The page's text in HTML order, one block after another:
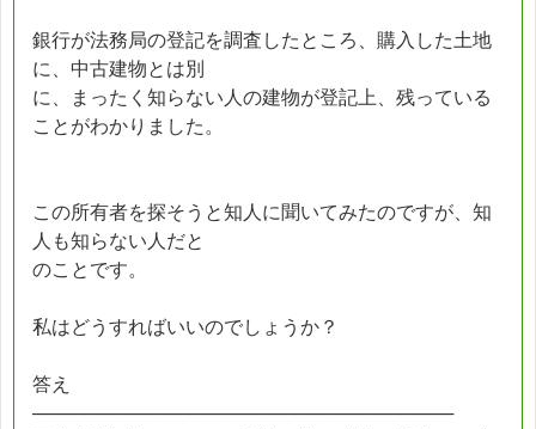
銀行が法務局の登記を調査したところ、購入した土地
に、中古建物とは別
に、まったく知らない人の建物が登記上、残っている
ことがわかりました。
この所有者を探そうと知人に聞いてみたのですが、知
人も知らない人だと
のことです。
私はどうすればいいのでしょうか？
答え
────────────────────────────────